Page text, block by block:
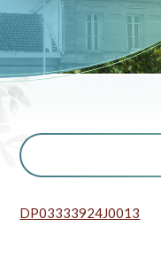
DP03333924J0013